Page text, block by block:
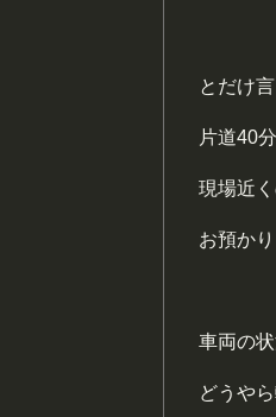
とだけ
片道40
現場近
お預か
車両の
どうや